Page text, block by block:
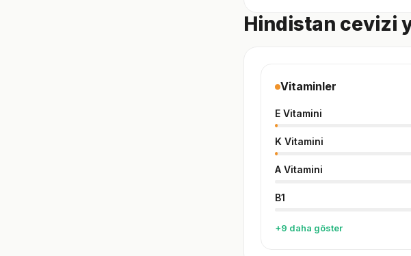
Hindistan cevizi
Vitaminler
E Vitamini
K Vitamini
A Vitamini
B1
+9 daha göster